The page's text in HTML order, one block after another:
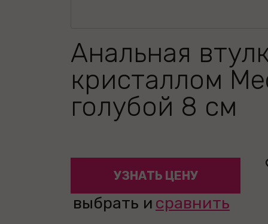
Анальная
кристаллом
голубой 8 см
УЗНАТЬ ЦЕНУ
выбрать и сравнить